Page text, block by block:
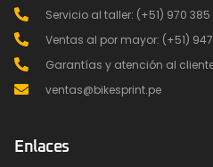
Servicio al taller: (+51) 970 385
Ventas al por mayor: (+51) 947
Garantías y atención al
ventas@bikesprint.pe
Enlaces